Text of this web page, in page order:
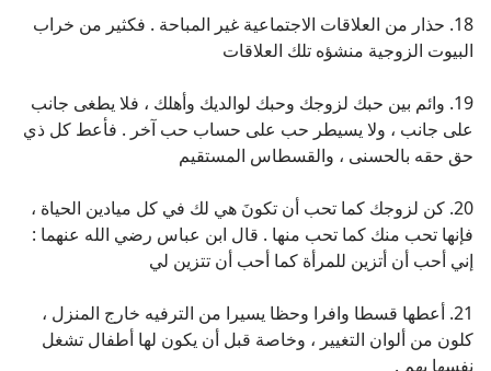
18. حذار من العلاقات الاجتماعية غير المباحة . فكثير من خراب
البيوت الزوجية منشؤه تلك العلاقات
19. وائم بين حبك لزوجك وحبك لوالديك وأهلك ، فلا يطغى جانب
على جانب ، ولا يسيطر حب على حساب حب آخر . فأعط كل ذي
حق حقه بالحسنى ، والقسطاس المستقيم
20. كن لزوجك كما تحب أن تكونَ هي لك في كل ميادين الحياة ،
فإنها تحب منك كما تحب منها . قال ابن عباس رضي الله عنهما :
إني أحب أن أتزين للمرأة كما أحب أن تتزين لي
21. أعطها قسطا وافرا وحظا يسيرا من الترفيه خارج المنزل ،
كلون من ألوان التغيير ، وخاصة قبل أن يكون لها أطفال تشغل
نفسها بهم .